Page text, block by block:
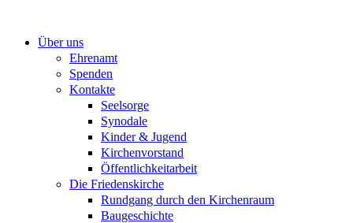
springenÜber uns
Ehrenamt
Spenden
Kontakte
Seelsorge
Synodale
Kinder & Jugend
Kirchenvorstand
Öffentlichkeitarbeit
Die Friedenskirche
Rundgang durch den Kirchenraum
Baugeschichte